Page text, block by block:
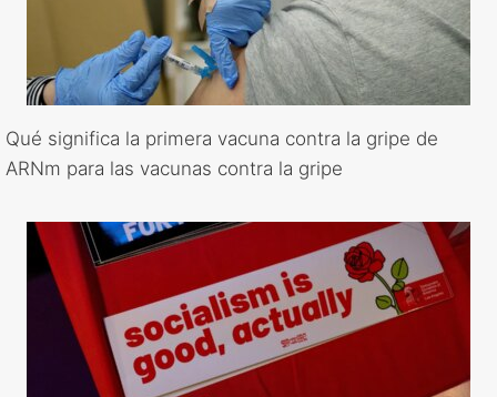
Qué significa la primera vacuna contra la gripe de
ARNm para las vacunas contra la gripe